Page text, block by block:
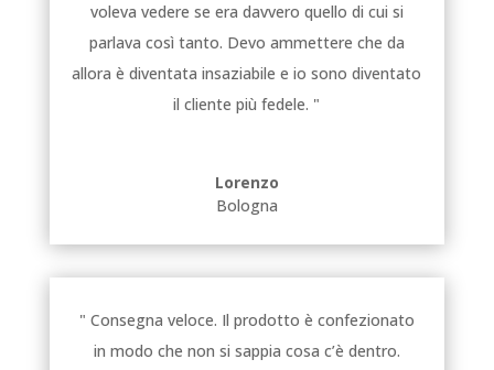
voleva vedere se era davvero quello di cui si
parlava così tanto. Devo ammettere che da
allora è diventata insaziabile e io sono diventato
il cliente più fedele. "
Lorenzo
Bologna
" Consegna veloce. Il prodotto è confezionato
in modo che non si sappia cosa c’è dentro.